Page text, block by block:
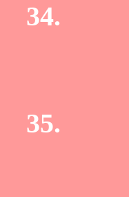
34.
35.